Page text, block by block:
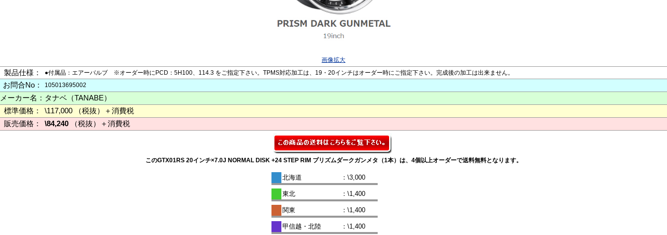
画像拡大
製品仕様： ●付属品：エアーバルブ ※オーダー時にPCD：5H100、114.3 をご指定下さい。TPMS対応加工は、19・20インチはオーダー時にご指定下さい。完成後の加工は出来ません。
お問合No： 105013695002
メーカー名： タナベ（TANABE）
標準価格：
\117,000 （税抜）＋消費税
販売価格：
\84,240 （税抜）＋消費税
このGTX01RS 20インチ×7.0J NORMAL DISK +24 STEP RIM プリズムダークガンメタ（1本）は、4個以上オーダーで送料無料となります。
北海道 ：\3,000
東北 ：\1,400
関東 ：\1,400
甲信越・北陸 ：\1,400